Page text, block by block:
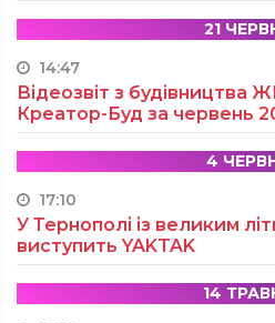
21
14:47
Відеозвіт з будівництва
Креатор-Буд за червень
4
17:10
У Тернополі із великим
виступить YAKTAK
14